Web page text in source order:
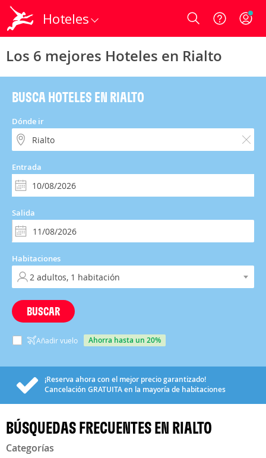
Hoteles Login
Los 6 mejores Hoteles en Rialto
BUSCA HOTELES EN RIALTO
Dónde ir
Entrada
Salida
Habitaciones
BUSCAR
Añadir vuelo ahorra hasta un 20%
¡Reserva ahora con el mejor precio garantizado!
Cancelación GRATUITAen la mayoría de habitaciones
BÚSQUEDAS FRECUENTES EN RIALTO
Categorías